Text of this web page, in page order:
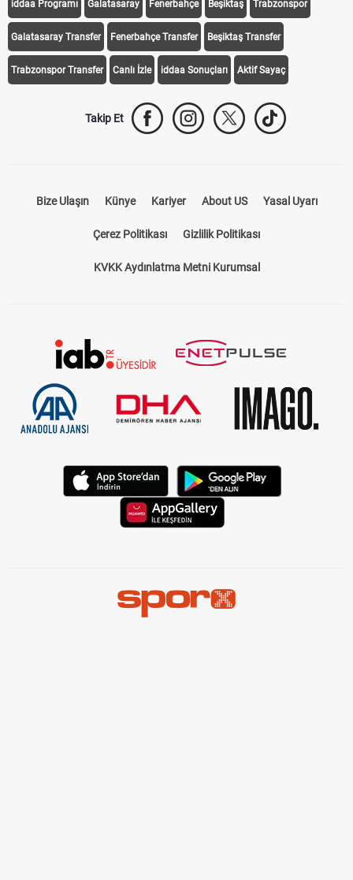
iddaa Programı Galatasaray Fenerbahçe Beşiktaş Trabzonspor
Galatasaray Transfer Fenerbahçe Transfer Beşiktaş Transfer
Trabzonspor Transfer Canlı İzle iddaa Sonuçları Aktif Sayaç
Takip Et
Bize Ulaşın Künye Kariyer About US Yasal Uyarı
Çerez Politikası Gizlilik Politikası
KVKK Aydınlatma Metni Kurumsal